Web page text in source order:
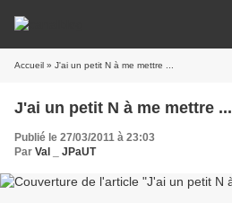
Accueil » J'ai un petit N à me mettre ...
J'ai un petit N à me mettre ...
Publié le 27/03/2011 à 23:03
Par Val _ JPaUT